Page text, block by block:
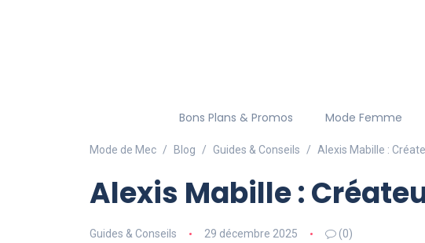
Bons Plans & Promos Mode Femme
Mode de Mec Blog Guides & Conseils Alexis Mabille :
Alexis Mabille :
Guides & Conseils 29 décembre 2025 (0)